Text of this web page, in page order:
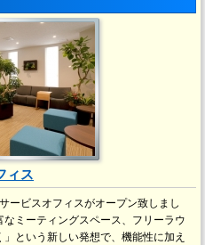
ィス
ービスオフィスがオープン致しまし
ミーティングスペース、フリーラウ
という新しい発想で、機能性に加え